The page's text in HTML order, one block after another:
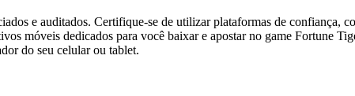
e auditados. Certifique-se de utilizar plataformas de confiança,
móveis dedicados para você baixar e apostar no game Fortune
do seu celular ou tablet.